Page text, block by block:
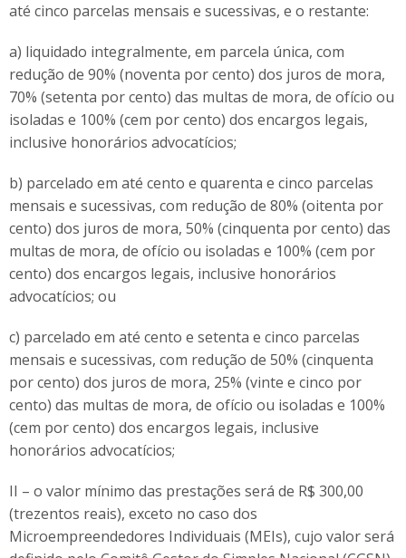
até cinco parcelas mensais e sucessivas, e o restante:
a) liquidado integralmente, em parcela única, com
redução de 90% (noventa por cento) dos juros de mora,
70% (setenta por cento) das multas de mora, de ofício ou
isoladas e 100% (cem por cento) dos encargos legais,
inclusive honorários advocatícios;
b) parcelado em até cento e quarenta e cinco parcelas
mensais e sucessivas, com redução de 80% (oitenta por
cento) dos juros de mora, 50% (cinquenta por cento) das
multas de mora, de ofício ou isoladas e 100% (cem por
cento) dos encargos legais, inclusive honorários
advocatícios; ou
c) parcelado em até cento e setenta e cinco parcelas
mensais e sucessivas, com redução de 50% (cinquenta
por cento) dos juros de mora, 25% (vinte e cinco por
cento) das multas de mora, de ofício ou isoladas e 100%
(cem por cento) dos encargos legais, inclusive
honorários advocatícios;
II – o valor mínimo das prestações será de R$ 300,00
(trezentos reais), exceto no caso dos
Microempreendedores Individuais (MEIs), cujo valor será